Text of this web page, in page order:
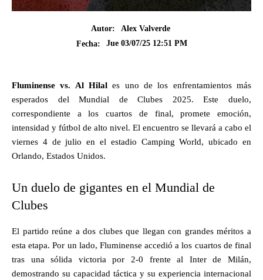
Autor:
Alex Valverde
Fecha:
Jue 03/07/25 12:51 PM
Fluminense vs. Al Hilal es uno de los enfrentamientos más
esperados del Mundial de Clubes 2025. Este duelo,
correspondiente a los cuartos de final, promete emoción,
intensidad y fútbol de alto nivel. El encuentro se llevará a cabo el
viernes 4 de julio en el estadio Camping World, ubicado en
Orlando, Estados Unidos.
Un duelo de gigantes en el Mundial de
Clubes
El partido reúne a dos clubes que llegan con grandes méritos a
esta etapa. Por un lado, Fluminense accedió a los cuartos de final
tras una sólida victoria por 2-0 frente al Inter de Milán,
demostrando su capacidad táctica y su experiencia internacional